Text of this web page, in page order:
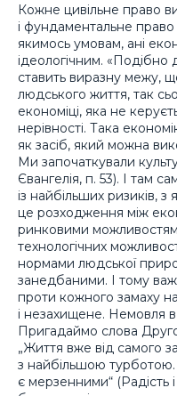
Кожне цивільне право
і фундаментальне
якимось умовам, ані
ідеологічним. «Подібно
ставить виразну межу,
людського життя, так
економіці, яка не
нерівності. Така
як засіб, який можна
Ми започаткували
Євангелія, п. 53). І там
із найбільших ризиків,
це розходження між
ринковими
технологічних
нормами людської
занедбаними. І тому
проти кожного замаху
і незахищене. Немовля
Пригадаймо слова
„Життя вже від самого
з найбільшою турботою.
є мерзенними“ (Радість